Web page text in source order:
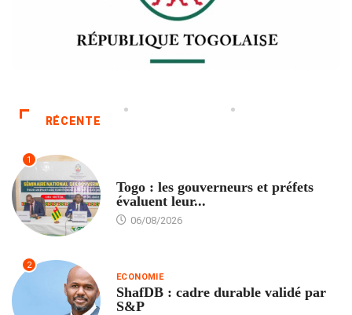
RÉCENTE
1
Togo : les gouverneurs et préfets
évaluent leur...
06/08/2026
2
ECONOMIE
ShafDB : cadre durable validé par
S&P